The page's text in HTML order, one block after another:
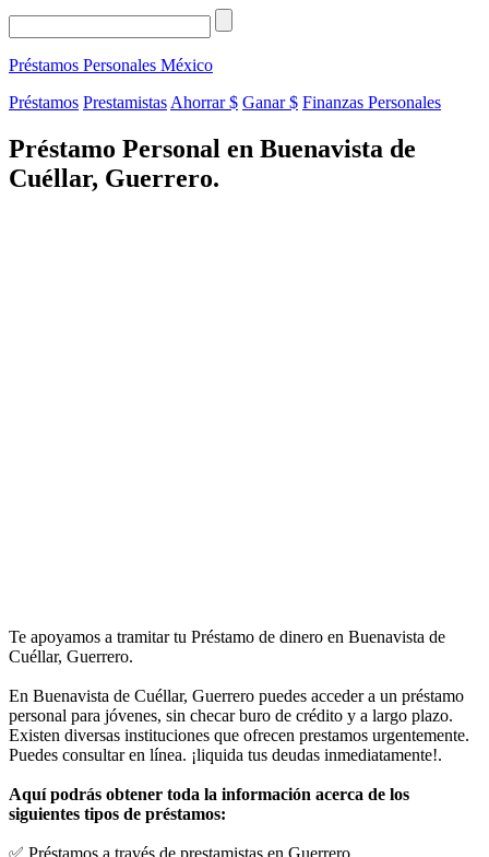
Préstamos Personales México
Préstamos Prestamistas Ahorrar $ Ganar $ Finanzas Personales
Préstamo Personal en Buenavista de
Cuéllar, Guerrero.
Te apoyamos a tramitar tu Préstamo de dinero en Buenavista de
Cuéllar, Guerrero.
En Buenavista de Cuéllar, Guerrero puedes acceder a un préstamo
personal para jóvenes, sin checar buro de crédito y a largo plazo.
Existen diversas instituciones que ofrecen prestamos urgentemente.
Puedes consultar en línea. ¡liquida tus deudas inmediatamente!.
Aquí podrás obtener toda la información acerca de los
siguientes tipos de préstamos:
✅ Préstamos a través de prestamistas en Guerrero.